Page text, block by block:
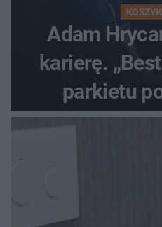
Adam
karierę.
parkietu